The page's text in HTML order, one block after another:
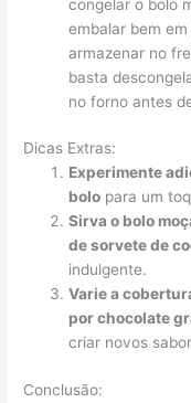
congelar o bolo
embalar bem
armazenar no
basta
no forno antes
Dicas Extras:
Experimente
bolo para um
Sirva o bolo
de sorvete de
indulgente.
Varie a
por chocolate
criar novos
Conclusão: